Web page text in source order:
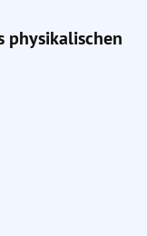
physikalischen